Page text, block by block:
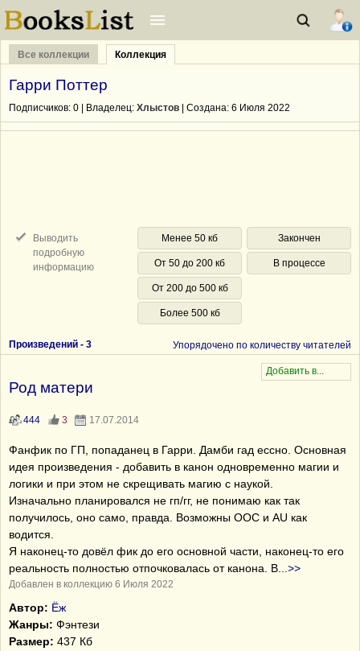
Все коллекции Коллекция
Гарри Поттер
Подписчиков: 0 | Владелец: Хлыстов | Cоздана: 6 Июля 2022
Выводить
подробную
информацию
Менее 50 кб
От 50 до 200 кб
От 200 до 500 кб
Более 500 кб
Закончен
В процессе
Произведений - 3 Упорядочено по количеству читателей
Род матери
444 3 17.07.2014
Фанфик по ГП, попаданец в Гарри. Дамби гад ессно. Основная
идея произведения - добавить в канон одновременно магии и
логики и при этом не скрещивать магию с наукой.
Изначально планировался не гп/гг, не понимаю как так
получилось, оно само, правда. Возможны OOC и AU как
водится.
Я наконец-то довёл фик до его основной части, наконец-то его
реальность полностью отпочковалась от канона. В
>>
Добавлен в коллекцию 6 Июля 2022
Автор: Ёж
Жанры: Фэнтези
Размер: 437 Кб